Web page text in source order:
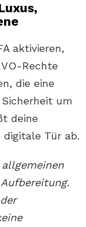
aktivieren,
Rechte
die eine
um
deine
Tür ab.